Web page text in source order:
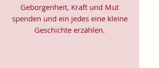
Geborgenheit, Kraft und Mut
spenden und ein jedes eine kleine
Geschichte erzählen.